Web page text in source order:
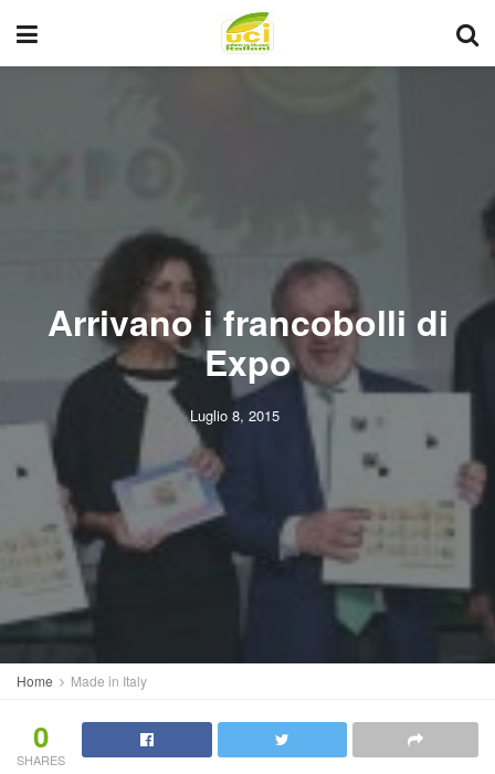
Arrivano i francobolli di
Expo
Luglio 8, 2015
Home Made in Italy
0
SHARES